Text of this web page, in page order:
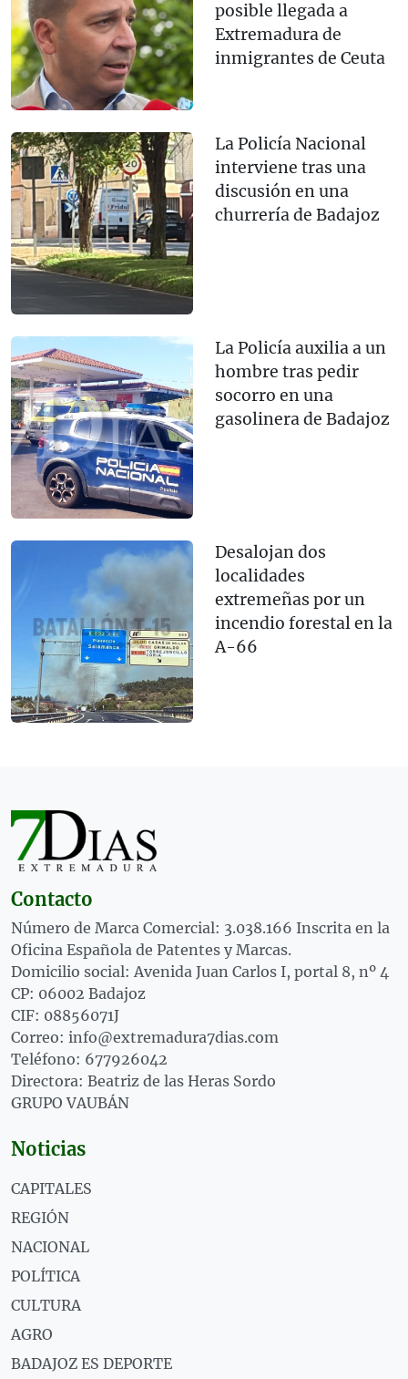
posible llegada a
Extremadura de
inmigrantes de Ceuta
La Policía Nacional
interviene tras una
discusión en una
churrería de Badajoz
La Policía auxilia a un
hombre tras pedir
socorro en una
gasolinera de Badajoz
Desalojan dos
localidades
extremeñas por un
incendio forestal en la
A-66
Contacto
Número de Marca Comercial: 3.038.166 Inscrita en la
Oficina Española de Patentes y Marcas.
Domicilio social: Avenida Juan Carlos I, portal 8, nº 4
CP: 06002 Badajoz
CIF: 08856071J
Correo: info@extremadura7dias.com
Teléfono: 677926042
Directora: Beatriz de las Heras Sordo
GRUPO VAUBÁN
Noticias
CAPITALES
REGIÓN
NACIONAL
POLÍTICA
CULTURA
AGRO
BADAJOZ ES DEPORTE